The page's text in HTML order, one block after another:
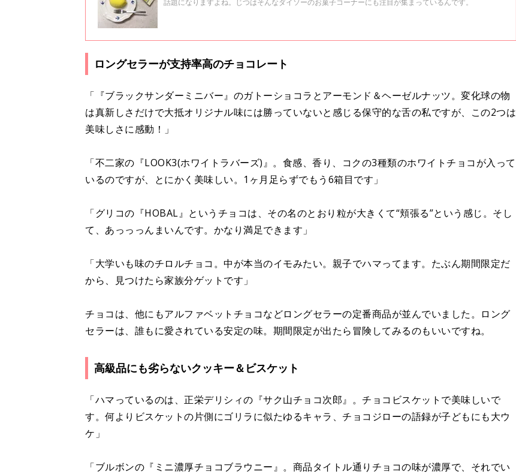
話題になりますよね。じつはそんなダイソーのお菓子コーナーにも注目が集まっているんです。
ロングセラーが支持率高のチョコレート
「『ブラックサンダーミニバー』のガトーショコラとアーモンド＆ヘーゼルナッツ。変化球の物
は真新しさだけで大抵オリジナル味には勝っていないと感じる保守的な舌の私ですが、この2つは
美味しさに感動！」
「不二家の『LOOK3(ホワイトラバーズ)』。食感、香り、コクの3種類のホワイトチョコが入って
いるのですが、とにかく美味しい。1ヶ月足らずでもう6箱目です」
「グリコの『HOBAL』というチョコは、その名のとおり粒が大きくて“頬張る”という感じ。そし
て、あっっっんまいんです。かなり満足できます」
「大学いも味のチロルチョコ。中が本当のイモみたい。親子でハマってます。たぶん期間限定だ
から、見つけたら家族分ゲットです」
チョコは、他にもアルファベットチョコなどロングセラーの定番商品が並んでいました。ロング
セラーは、誰もに愛されている安定の味。期間限定が出たら冒険してみるのもいいですね。
高級品にも劣らないクッキー＆ビスケット
「ハマっているのは、正栄デリシィの『サク山チョコ次郎』。チョコビスケットで美味しいで
す。何よりビスケットの片側にゴリラに似たゆるキャラ、チョコジローの語録が子どもにも大ウ
ケ」
「ブルボンの『ミニ濃厚チョコブラウニー』。商品タイトル通りチョコの味が濃厚で、それでい